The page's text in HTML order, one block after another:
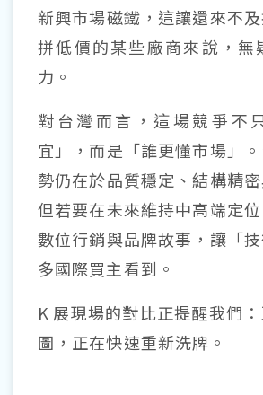
新興市場磁鐵，這讓還來不
拼低價的某些廠商來說，無
力。
對台灣而言，這場競爭不
宜」，而是「誰更懂市場」
勢仍在於品質穩定、結構精密
但若要在未來維持中高端定
數位行銷與品牌故事，讓「
多國際買主看到。
K 展現場的對比正提醒我們
圖，正在快速重新洗牌。